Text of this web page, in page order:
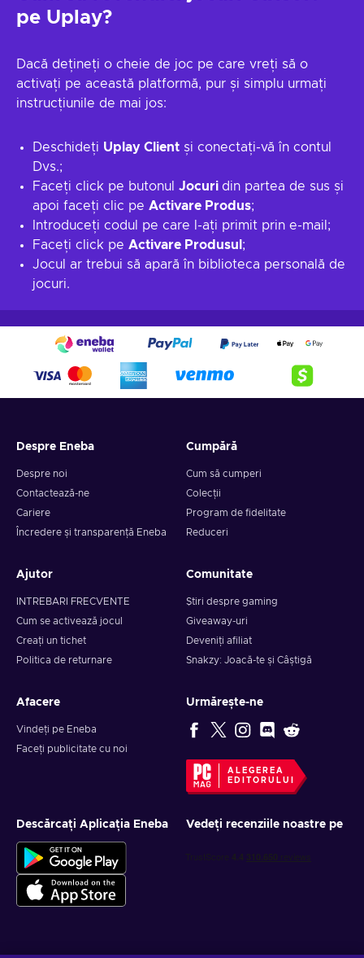
pe Uplay?
Dacă dețineți o cheie de joc pe care vreți să o
activați pe această platformă, pur și simplu urmați
instrucțiunile de mai jos:
Deschideți Uplay Client și conectați-vă în contul
Dvs.;
Faceți click pe butonul Jocuri din partea de sus și
apoi faceți clic pe Activare Produs;
Introduceți codul pe care l-ați primit prin e-mail;
Faceți click pe Activare Produsul ;
Jocul ar trebui să apară în biblioteca personală de
jocuri.
Despre Eneba
Despre noi
Contactează-ne
Cariere
Încredere și transparență Eneba
Cumpără
Cum să cumperi
Colecții
Program de fidelitate
Reduceri
Ajutor
INTREBARI FRECVENTE
Cum se activează jocul
Creați un tichet
Politica de returnare
Comunitate
Știri despre gaming
Giveaway-uri
Deveniți afiliat
Snakzy: Joacă-te și Câștigă
Afacere
Vindeți pe Eneba
Faceți publicitate cu noi
Urmărește-ne
ALEGEREA
EDITORULUI
Descărcați Aplicația Eneba Vedeți recenziile noastre pe